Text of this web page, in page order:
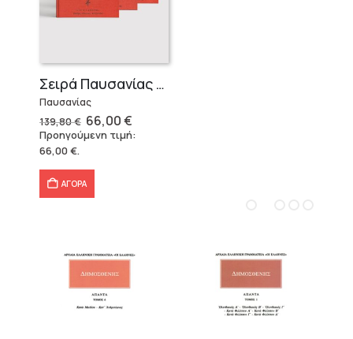
Σειρά Παυσανίας – Δεμένο (3 τόμοι)
Παυσανίας
139,80€ Original
price
was:
66,00€Η
τρέχουσα
τιμή
Προηγούμενη τιμή:
66,00€.
ΑΓΟΡΑ